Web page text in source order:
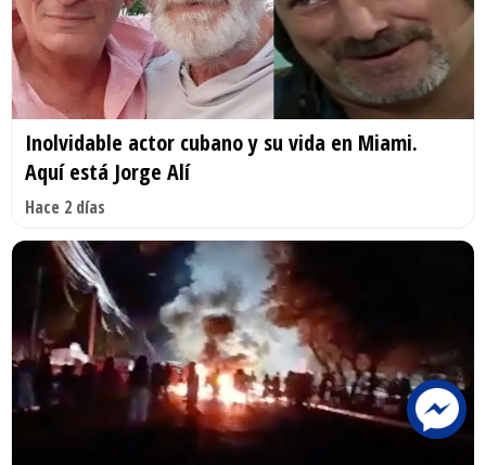
Inolvidable actor cubano y su vida en Miami.
Aquí está Jorge Alí
Hace 2 días